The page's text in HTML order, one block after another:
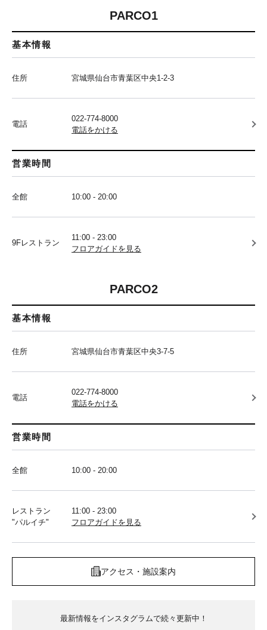
PARCO1
基本情報
住所 宮城県仙台市青葉区中央1-2-3
電話
022-774-8000
電話をかける
営業時間
全館 10:00 - 20:00
9Fレストラン
11:00 - 23:00
フロアガイドを見る
PARCO2
基本情報
住所 宮城県仙台市青葉区中央3-7-5
電話
022-774-8000
電話をかける
営業時間
全館 10:00 - 20:00
レストラン
"パルイチ"
11:00 - 23:00
フロアガイドを見る
アクセス・施設案内
最新情報をインスタグラムで続々更新中！